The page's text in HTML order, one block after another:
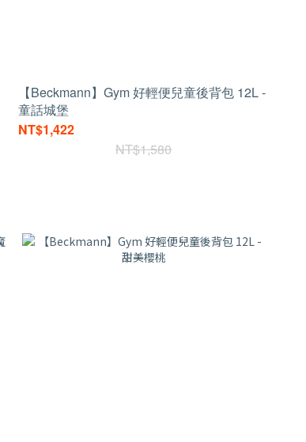
【Beckmann】Gym 好輕便兒童後背包 12L -
童話城堡
NT$1,422
NT$1,580